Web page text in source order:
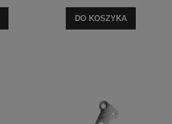
DO KOSZYKA